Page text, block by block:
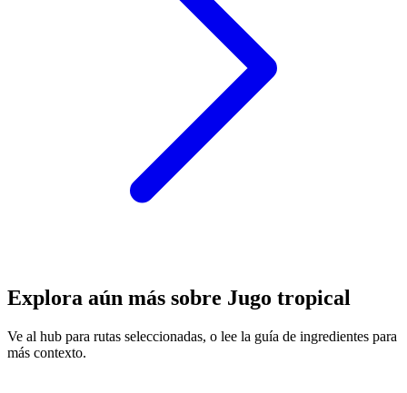
Explora aún más sobre Jugo tropical
Ve al hub para rutas seleccionadas, o lee la guía de ingredientes para
más contexto.